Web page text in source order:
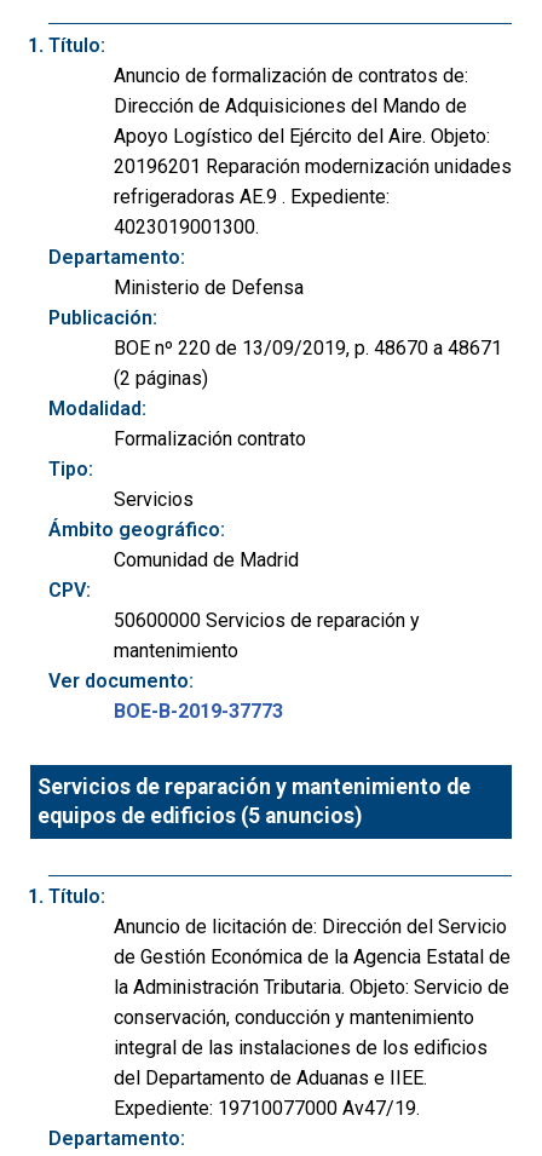
Título:
Anuncio de formalización de contratos de:
Dirección de Adquisiciones del Mando de
Apoyo Logístico del Ejército del Aire. Objeto:
20196201 Reparación modernización unidades
refrigeradoras AE.9 . Expediente:
4023019001300.
Departamento:
Ministerio de Defensa
Publicación:
BOE nº 220 de 13/09/2019, p. 48670 a 48671
(2 páginas)
Modalidad:
Formalización contrato
Tipo:
Servicios
Ámbito geográfico:
Comunidad de Madrid
CPV:
50600000 Servicios de reparación y
mantenimiento
Ver documento:
BOE-B-2019-37773
Servicios de reparación y mantenimiento de
equipos de edificios (5 anuncios)
Título:
Anuncio de licitación de: Dirección del Servicio
de Gestión Económica de la Agencia Estatal de
la Administración Tributaria. Objeto: Servicio de
conservación, conducción y mantenimiento
integral de las instalaciones de los edificios
del Departamento de Aduanas e IIEE.
Expediente: 19710077000 Av47/19.
Departamento: